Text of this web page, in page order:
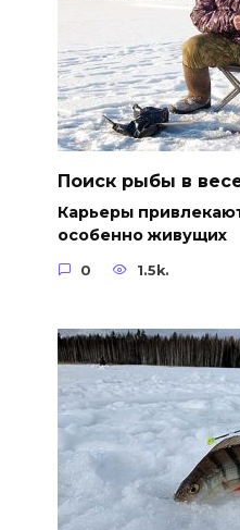
Поиск рыбы в
Карьеры
особенно живущих
0 1.5k.